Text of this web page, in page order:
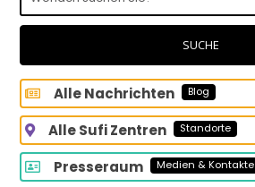
Sie?
SUCHE
Alle Nachrichten Blog
Alle Sufi Zentren Standorte
Presseraum Medien & Kontakte